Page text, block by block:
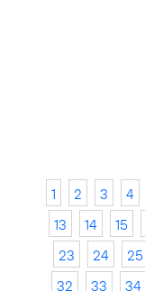
1 2 3 4
13
14 15
23
24 25
32
33 34